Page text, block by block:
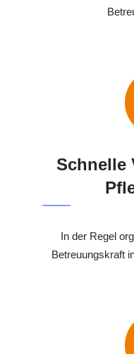
Schnelle
In der Regel
Betreuungskraft